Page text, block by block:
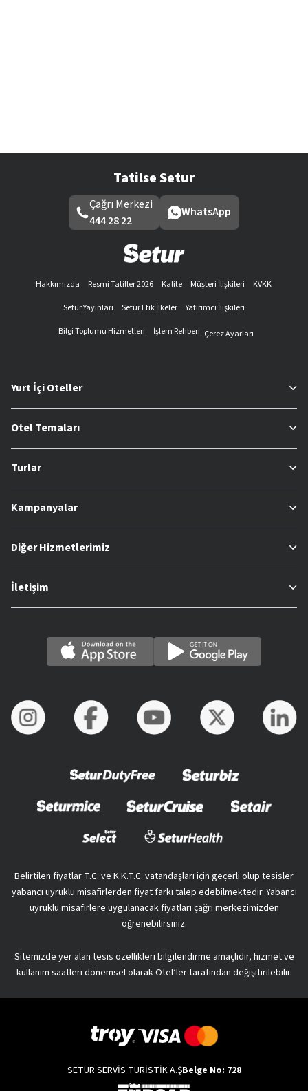
Tatilse Setur
Çağrı Merkezi
444 28 22
WhatsApp
Hakkımızda Resmi Tatiller 2026 Kalite Müşteri İlişkileri
KVKK
Setur Yayınları
Setur Etik İlkeler
Yatırımcı İlişkileri
Bilgi Toplumu Hizmetleri
İşlem Rehberi Çerez Ayarları
Yurt İçi Oteller
Otel Temaları
Turlar
Kampanyalar
Diğer Hizmetlerimiz
İletişim
Belirtilen fiyatlar T.C. ve K.K.T.C. vatandaşları için geçerli olup tesisler
yabancı uyruklu misafirlerden fiyat farkı talep edebilmektedir. Yabancı
uyruklu misafirlere uygulanacak fiyatları çağrı merkezimizden
öğrenebilirsiniz.
Sitemizde yer alan tesis özellikleri bilgilendirme amaçlıdır, hizmet ve
kullanım saatleri dönemsel olarak Otel’ler tarafından değişitirilebilir.
SETUR SERVİS TURİSTİK A.ŞBelge No: 728